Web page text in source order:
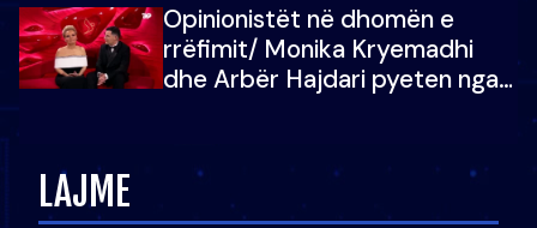
vajzën e tij
Opinionistët në dhomën e
rrëfimit/ Monika Kryemadhi
dhe Arbër Hajdari pyeten nga
LAJME